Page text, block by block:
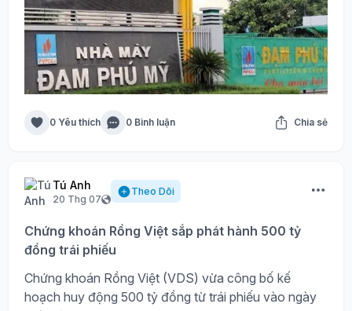
0 Yêu thích 0 Bình luận Chia sẻ
Tú Anh
20 Thg 07
Theo Dõi
Chứng khoán Rồng Việt sắp phát hành 500 tỷ
đồng trái phiếu
Chứng khoán Rồng Việt (VDS) vừa công bố kế
hoạch huy động 500 tỷ đồng từ trái phiếu vào ngày